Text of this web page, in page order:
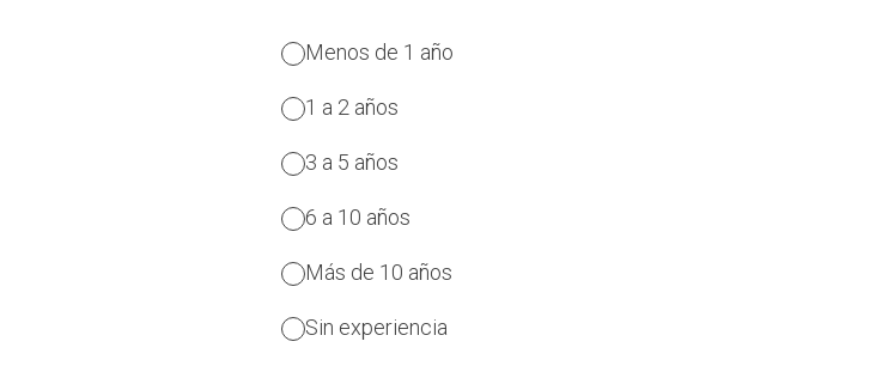
Menos de 1 año
1 a 2 años
3 a 5 años
6 a 10 años
Más de 10 años
Sin experiencia